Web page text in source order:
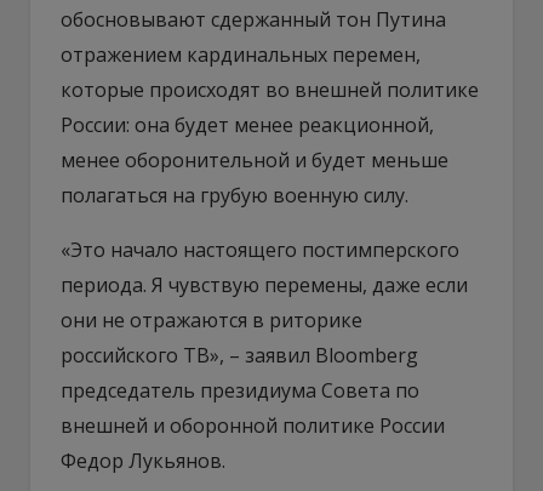
обосновывают сдержанный тон Путина
отражением кардинальных перемен,
которые происходят во внешней политике
России: она будет менее реакционной,
менее оборонительной и будет меньше
полагаться на грубую военную силу.
«Это начало настоящего постимперского
периода. Я чувствую перемены, даже если
они не отражаются в риторике
российского ТВ», – заявил Bloomberg
председатель президиума Совета по
внешней и оборонной политике России
Федор Лукьянов.